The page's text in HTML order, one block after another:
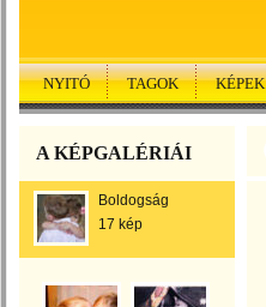
NYITÓ TAGOK KÉPEK
A KÉPGALÉRIÁI
Boldogság
17 kép